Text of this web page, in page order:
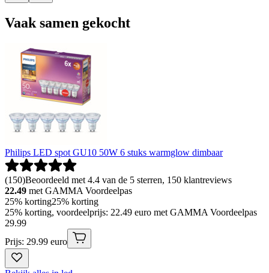
Vaak samen gekocht
Philips LED spot GU10 50W 6 stuks warmglow dimbaar
(150)Beoordeeld met 4.4 van de 5 sterren, 150 klantreviews
22.49 met GAMMA Voordeelpas
25% korting25% korting
25% korting, voordeelprijs: 22.49 euro met GAMMA Voordeelpas
29.99
Prijs: 29.99 euro